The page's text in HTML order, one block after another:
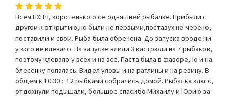
Всем НХНЧ, коротенько о сегодняшней рыбалке. Прибыли с
другом к открытию,но были не первыми,поставух не мерено,
поставили и свои. Рыба была обречена. До запуска вроде ни
у кого не клевало. На запуске влили 3 кастрюли на 7 рыбаков,
поэтому клевало у всех и на все. Паста была в фаворе,но и на
блесенку попалась. Видел уловы и на ратлины и на резину. В
общем к 10.30 с 12 рыбками собрались домой. Рыбалка класс,
отдохнули подышали, большое спасибо Михаилу и Юрию за